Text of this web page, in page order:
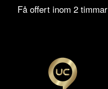
Få offert inom 2 timmar